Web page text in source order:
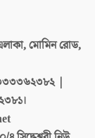
মোমিন রোড,
|